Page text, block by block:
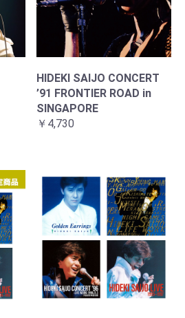
HIDEKI SAIJO CONCERT
’91 FRONTIER ROAD in
SINGAPORE
￥4,730